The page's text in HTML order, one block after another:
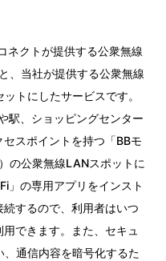
ネクトが提供する公衆無線
、当社が提供する公衆無線
トにしたサービスです。
駅、ショッピングセンター
スポイントを持つ「BBモ
）の公衆無線LANスポットに
」の専用アプリをインスト
するので、利用者はいつ
できます。また、セキュ
、通信内容を暗号化するた